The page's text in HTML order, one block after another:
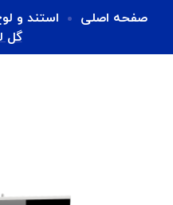
صفحه اصلی استند و
گل